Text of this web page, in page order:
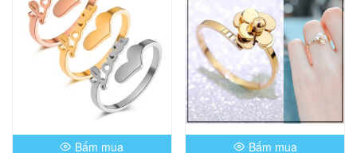
Bấm mua
Bấm mua